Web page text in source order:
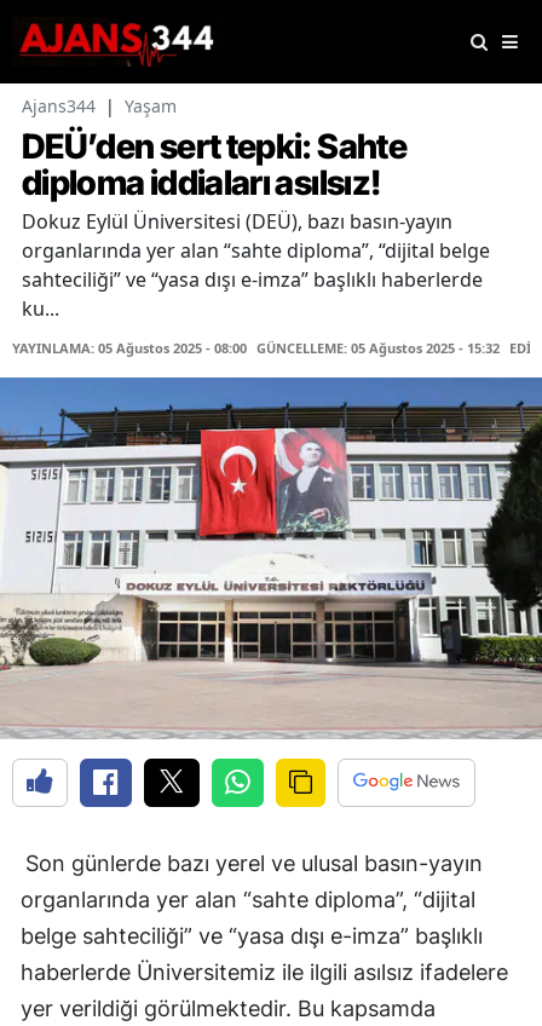
Ajans344 | Yaşam
DEÜ’den sert tepki: Sahte
diploma iddiaları asılsız!
Dokuz Eylül Üniversitesi (DEÜ), bazı basın-yayın
organlarında yer alan “sahte diploma”, “dijital belge
sahteciliği” ve “yasa dışı e-imza” başlıklı haberlerde
ku...
YAYINLAMA: 05 Ağustos 2025 - 08:00 GÜNCELLEME: 05 Ağustos 2025 - 15:32
Son günlerde bazı yerel ve ulusal basın-yayın
organlarında yer alan “sahte diploma”, “dijital
belge sahteciliği” ve “yasa dışı e-imza” başlıklı
haberlerde Üniversitemiz ile ilgili asılsız ifadelere
yer verildiği görülmektedir. Bu kapsamda